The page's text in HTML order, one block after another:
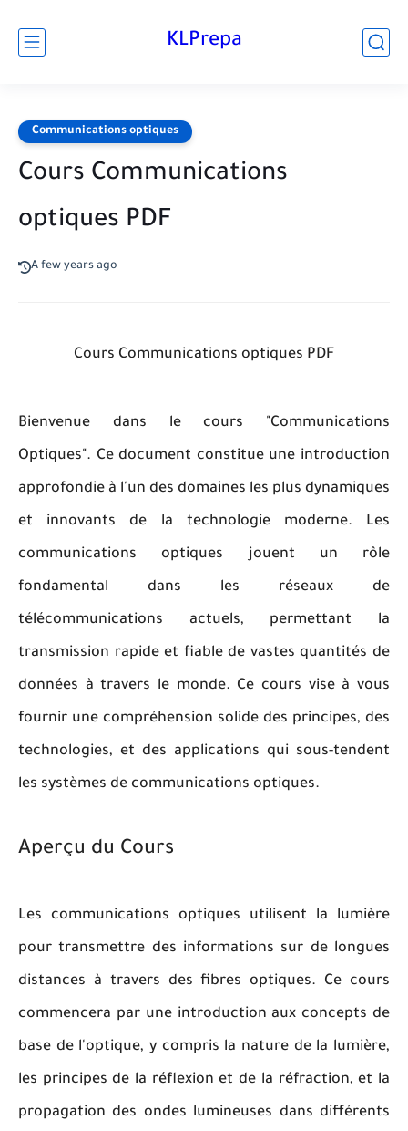
KLPrepa
Communications optiques
Cours Communications
optiques PDF
A few years ago
Cours Communications optiques PDF
Bienvenue dans le cours "Communications
Optiques". Ce document constitue une introduction
approfondie à l'un des domaines les plus dynamiques
et innovants de la technologie moderne. Les
communications optiques jouent un rôle
fondamental dans les réseaux de
télécommunications actuels, permettant la
transmission rapide et fiable de vastes quantités de
données à travers le monde. Ce cours vise à vous
fournir une compréhension solide des principes, des
technologies, et des applications qui sous-tendent
les systèmes de communications optiques.
Aperçu du Cours
Les communications optiques utilisent la lumière
pour transmettre des informations sur de longues
distances à travers des fibres optiques. Ce cours
commencera par une introduction aux concepts de
base de l'optique, y compris la nature de la lumière,
les principes de la réflexion et de la réfraction, et la
propagation des ondes lumineuses dans différents